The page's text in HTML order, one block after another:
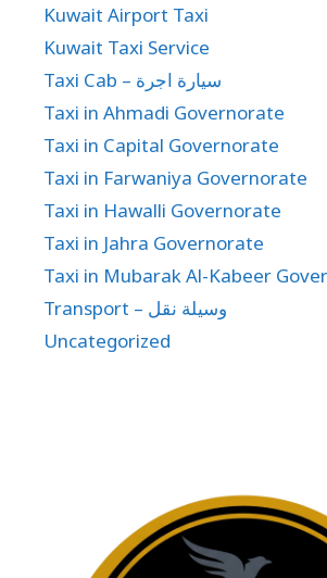
Kuwait Airport Taxi
Kuwait Taxi Service
Taxi Cab – سيارة اجرة
Taxi in Ahmadi Governorate
Taxi in Capital Governorate
Taxi in Farwaniya Governorate
Taxi in Hawalli Governorate
Taxi in Jahra Governorate
Taxi in Mubarak Al-Kabeer
Transport – وسيلة نقل
Uncategorized